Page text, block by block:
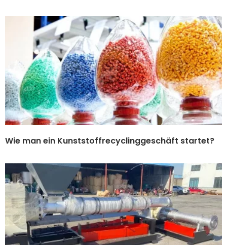
Wie man ein Kunststoffrecyclinggeschäft startet?